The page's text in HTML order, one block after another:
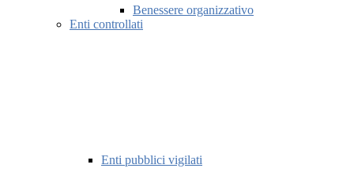
Benessere organizzativo
Enti controllati
Enti pubblici vigilati